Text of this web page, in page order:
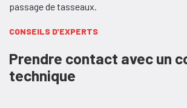
passage de tasseaux.
CONSEILS D'EXPERTS
Prendre contact avec un
technique